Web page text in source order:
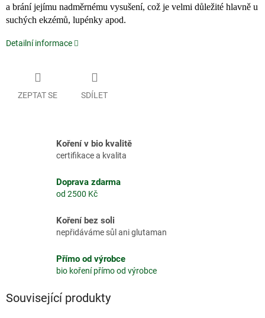
a brání jejímu nadměrnému vysušení, což je velmi důležité hlavně u
suchých ekzémů, lupénky apod.
Detailní informace
ZEPTAT SE SDÍLET
Koření v bio kvalitě
certifikace a kvalita
Doprava zdarma
od 2500 Kč
Koření bez soli
nepřidáváme sůl ani glutaman
Přímo od výrobce
bio koření přímo od výrobce
Související produkty